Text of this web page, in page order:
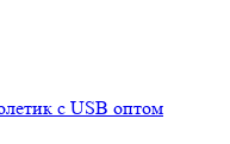
с USB оптом